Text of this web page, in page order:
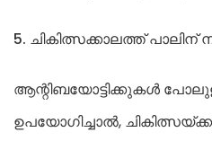
5. ചികിത്സക്കാലത്ത് പാലിന്
ആന്റിബയോട്ടിക്കുകൾ
ഉപയോഗിച്ചാൽ,